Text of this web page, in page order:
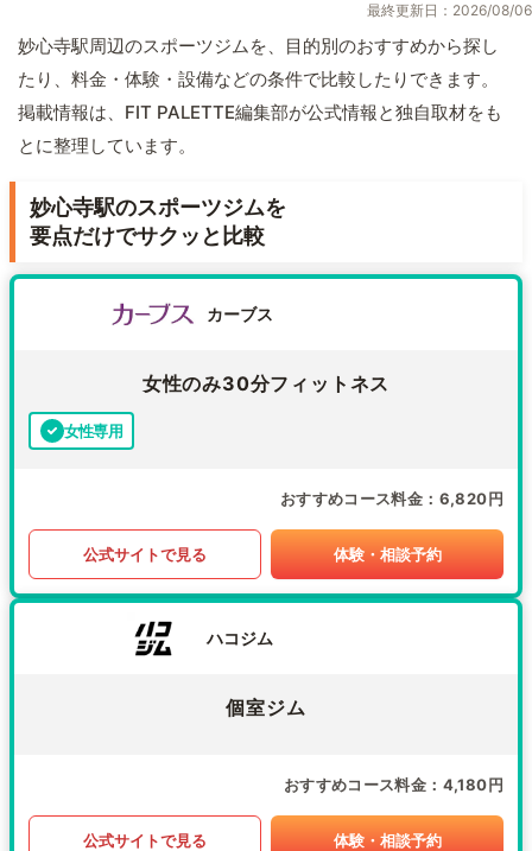
最終更新日：2026/08/06
妙心寺駅周辺のスポーツジムを、目的別のおすすめから探し
たり、料金・体験・設備などの条件で比較したりできます。
掲載情報は、FIT PALETTE編集部が公式情報と独自取材をも
とに整理しています。
妙心寺駅のスポーツジムを
要点だけでサクッと比較
カーブス
女性のみ30分フィットネス
女性専用
おすすめコース料金 6,820円
公式サイトで見る 体験・相談予約
ハコジム
個室ジム
おすすめコース料金 4,180円
公式サイトで見る 体験・相談予約